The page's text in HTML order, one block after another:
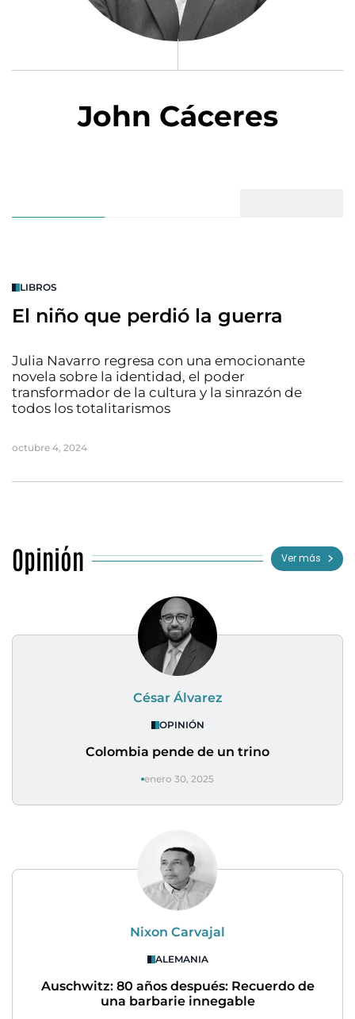
John Cáceres
LIBROS
El niño que perdió la guerra
Julia Navarro regresa con una emocionante
novela sobre la identidad, el poder
transformador de la cultura y la sinrazón de
todos los totalitarismos
octubre 4, 2024
Opinión Ver más
César Álvarez
OPINIÓN
Colombia pende de un trino
enero 30, 2025
Nixon Carvajal
ALEMANIA
Auschwitz: 80 años después: Recuerdo de
una barbarie innegable